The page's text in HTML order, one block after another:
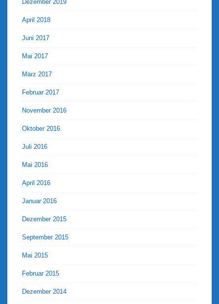
Dezember 2019
April 2018
Juni 2017
Mai 2017
März 2017
Februar 2017
November 2016
Oktober 2016
Juli 2016
Mai 2016
April 2016
Januar 2016
Dezember 2015
September 2015
Mai 2015
Februar 2015
Dezember 2014